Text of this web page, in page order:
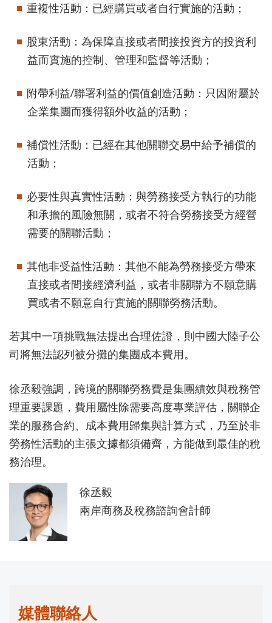
重複性活動：已經購買或者自行實施的活動；
股東活動：為保障直接或者間接投資方的投資利
益而實施的控制、管理和監督等活動；
附帶利益/聯署利益的價值創造活動：只因附屬於
企業集團而獲得額外收益的活動；
補償性活動：已經在其他關聯交易中給予補償的
活動；
必要性與真實性活動：與勞務接受方執行的功能
和承擔的風險無關，或者不符合勞務接受方經營
需要的關聯活動；
其他非受益性活動：其他不能為勞務接受方帶來
直接或者間接經濟利益，或者非關聯方不願意購
買或者不願意自行實施的關聯勞務活動。
若其中一項挑戰無法提出合理佐證，則中國大陸子公
司將無法認列被分攤的集團成本費用。
徐丞毅強調，跨境的關聯勞務費是集團績效與稅務管
理重要課題，費用屬性除需要高度專業評估，關聯企
業的服務合約、成本費用歸集與計算方式，乃至於非
勞務性活動的主張文據都須備齊，方能做到最佳的稅
務治理。
徐丞毅
兩岸商務及稅務諮詢會計師
媒體聯絡人